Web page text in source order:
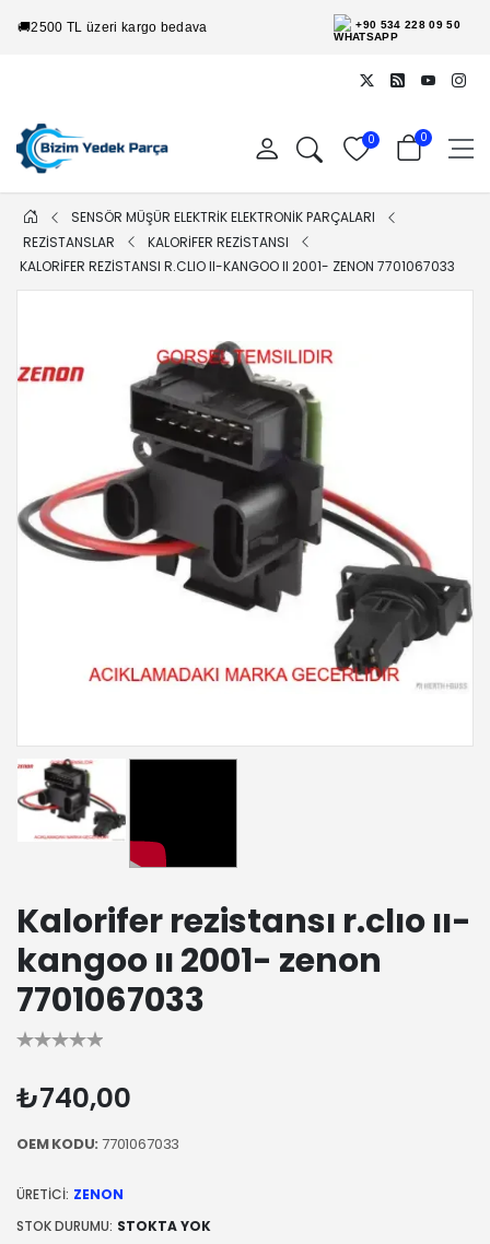
🚚2500 TL üzeri kargo bedava +90 534 228 09 50
0 0
SENSÖR MÜŞÜR ELEKTRİK ELEKTRONİK PARÇALARI
REZİSTANSLAR
KALORİFER REZİSTANSI
KALORIFER REZISTANSI R.CLIO II-KANGOO II 2001- ZENON 7701067033
Kalorifer rezistansı r.clıo ıı-
kangoo ıı 2001- zenon
7701067033
₺740,00
OEM KODU:7701067033
ÜRETICI: ZENON
STOK DURUMU: STOKTA YOK